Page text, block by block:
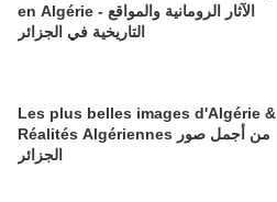
en Algérie - الآثار الرومانية والمواقع
التاريخية في الجزائر
Les plus belles images d'Algérie &
Réalités Algériennes من أجمل صور
الجزائر